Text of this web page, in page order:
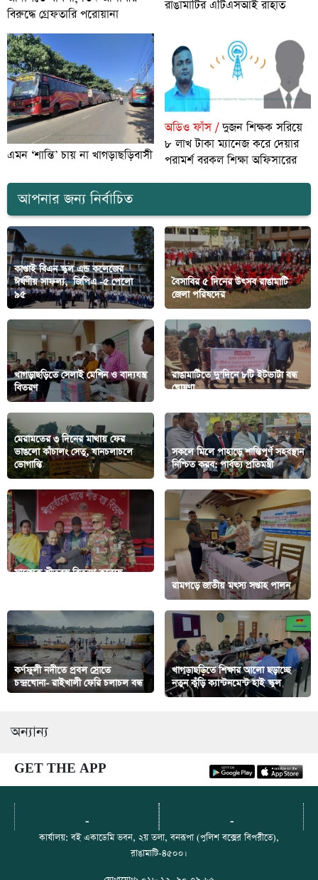
বিরুদ্ধে গ্রেফতারি পরোয়ানা
রাঙামাটির এটিএসআই রাহাত
এমন ‘শান্তি’ চায় না খাগড়াছড়িবাসী
অডিও ফাঁস /দুজন শিক্ষক সরিয়ে
৮ লাখ টাকা ম্যানেজ করে দেয়ার
পরামর্শ বরকল শিক্ষা অফিসারের
আপনার জন্য নির্বাচিত
কাপ্তাই বিএন স্কুল এন্ড কলেজের
ঈর্ষণীয় সাফল্য, জিপিএ -৫ পেলো
৯৫
বৈসাবির ৫ দিনের উৎসব রাঙামাটি
জেলা পরিষদের
খাগড়াছড়িতে সেলাই মেশিন ও বাদ্যযন্ত্র
বিতরণ
রাঙামাটিতে দু’দিনে ৮টি ইটভাটা বন্ধ
ঘোষণা
মেরামতের ৩ দিনের মাথায় ফের
ভাঙলো কাঁচালং সেতু, যানচলাচলে
ভোগান্তি
সকলে মিলে পাহাড়ে শান্তিপূর্ণ সহবস্থান
নিশ্চিত করব: পার্বত্য প্রতিমন্ত্রী
সাজেকে শীতবস্ত্র বিতরণ করেছে
রামগড়ে জাতীয় মৎস্য সপ্তাহ পালন
কর্ণফুলী নদীতে প্রবল স্রোতে
চন্দ্রঘোনা- রাইখালী ফেরি চলাচল বন্ধ
খাগড়াছড়িতে শিক্ষার আলো ছড়াচ্ছে
নতুন কুঁড়ি ক্যান্টনমেন্ট হাই স্কুল
অন্যান্য
GET THE APP
- -
কার্যালয়: বই একাডেমি ভবন, ২য় তলা, বনরূপা (পুলিশ বক্সের বিপরীতে),
রাঙামাটি-৪৫০০।